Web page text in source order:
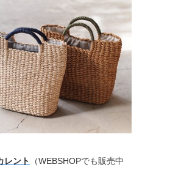
レント
（WEBSHOPでも販売中